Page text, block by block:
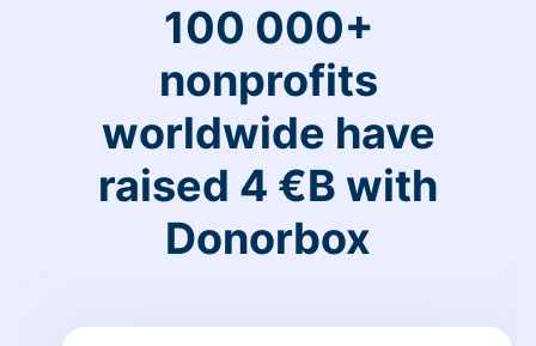
100 000+
nonprofits
worldwide have
raised 4 €B with
Donorbox